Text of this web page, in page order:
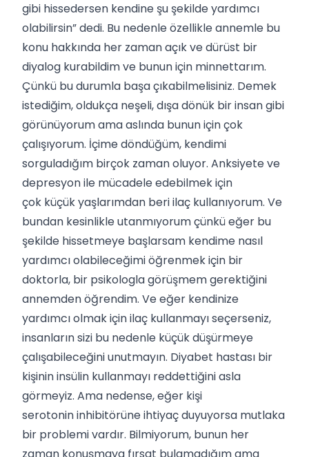
gibi hissedersen kendine şu şekilde yardımcı
olabilirsin” dedi. Bu nedenle özellikle annemle bu
konu hakkında her zaman açık ve dürüst bir
diyalog kurabildim ve bunun için minnettarım.
Çünkü bu durumla başa çıkabilmelisiniz. Demek
istediğim, oldukça neşeli, dışa dönük bir insan gibi
görünüyorum ama aslında bunun için çok
çalışıyorum. İçime döndüğüm, kendimi
sorguladığım birçok zaman oluyor. Anksiyete ve
depresyon ile mücadele edebilmek için
çok küçük yaşlarımdan beri ilaç kullanıyorum. Ve
bundan kesinlikle utanmıyorum çünkü eğer bu
şekilde hissetmeye başlarsam kendime nasıl
yardımcı olabileceğimi öğrenmek için bir
doktorla, bir psikologla görüşmem gerektiğini
annemden öğrendim. Ve eğer kendinize
yardımcı olmak için ilaç kullanmayı seçerseniz,
insanların sizi bu nedenle küçük düşürmeye
çalışabileceğini unutmayın. Diyabet hastası bir
kişinin insülin kullanmayı reddettiğini asla
görmeyiz. Ama nedense, eğer kişi
serotonin inhibitörüne ihtiyaç duyuyorsa mutlaka
bir problemi vardır. Bilmiyorum, bunun her